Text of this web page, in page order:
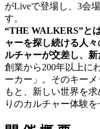
がLiveで登場し、3会
す。
“THE WALKERS”と
ャーを探し続ける人
ルチャーが交差し、新
創業から200年以上に
ーカー」。そのキー
もと、新しい世界を
りのカルチャー体験を